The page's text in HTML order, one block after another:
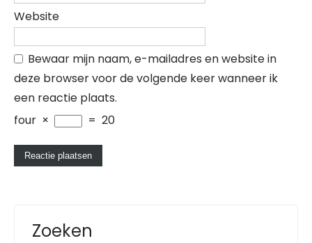
Website
Bewaar mijn naam, e-mailadres en website in
deze browser voor de volgende keer wanneer ik
een reactie plaats.
four × = 20
Zoeken